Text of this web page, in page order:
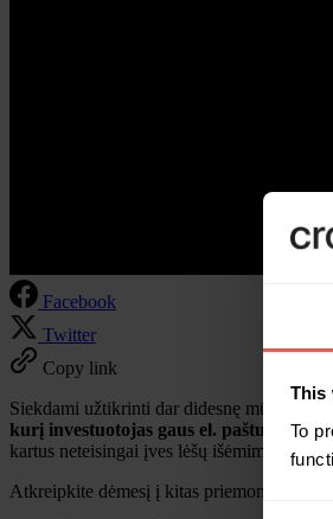
This
To
Facebook
Twitter
Copy link
Siekdami užtikrinti dar didesnę mūsų
kurį investuotojas gaus el. paštu
.
kartus neteisingai įves lėšų išėmimo
Atkreipkite dėmesį į kitas priemones,